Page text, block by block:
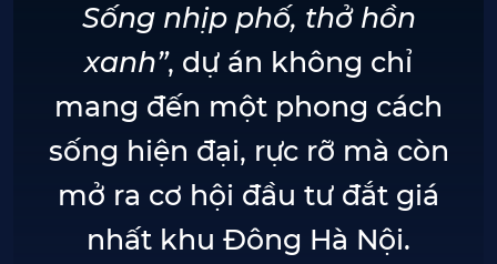
Sống nhịp phố, thở hồn
xanh”, dự án không chỉ
mang đến một phong cách
sống hiện đại, rực rỡ mà còn
mở ra cơ hội đầu tư đắt giá
nhất khu Đông Hà Nội.